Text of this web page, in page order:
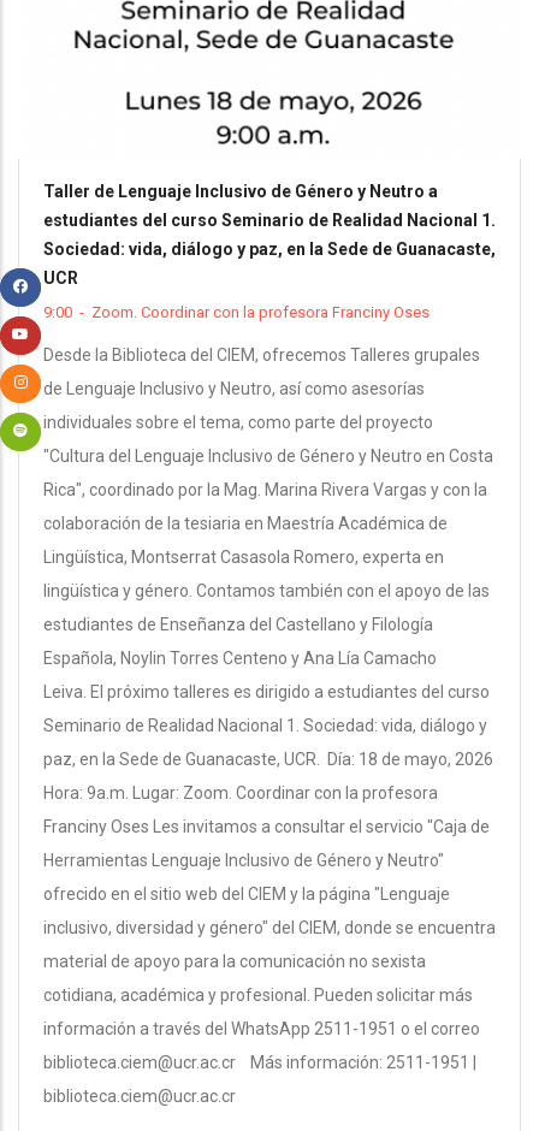
Taller de Lenguaje Inclusivo de Género y Neutro a
estudiantes del curso Seminario de Realidad Nacional 1.
Sociedad: vida, diálogo y paz, en la Sede de Guanacaste,
UCR
9:00 - Zoom. Coordinar con la profesora Franciny Oses
Desde la Biblioteca del CIEM, ofrecemos Talleres grupales
de Lenguaje Inclusivo y Neutro, así como asesorías
individuales sobre el tema, como parte del proyecto
"Cultura del Lenguaje Inclusivo de Género y Neutro en Costa
Rica", coordinado por la Mag. Marina Rivera Vargas y con la
colaboración de la tesiaria en Maestría Académica de
Lingüística, Montserrat Casasola Romero, experta en
lingüística y género. Contamos también con el apoyo de las
estudiantes de Enseñanza del Castellano y Filología
Española, Noylin Torres Centeno y Ana Lía Camacho
Leiva. El próximo talleres es dirigido a estudiantes del curso
Seminario de Realidad Nacional 1. Sociedad: vida, diálogo y
paz, en la Sede de Guanacaste, UCR. Día: 18 de mayo, 2026
Hora: 9a.m. Lugar: Zoom. Coordinar con la profesora
Franciny Oses Les invitamos a consultar el servicio "Caja de
Herramientas Lenguaje Inclusivo de Género y Neutro"
ofrecido en el sitio web del CIEM y la página "Lenguaje
inclusivo, diversidad y género" del CIEM, donde se encuentra
material de apoyo para la comunicación no sexista
cotidiana, académica y profesional. Pueden solicitar más
información a través del WhatsApp 2511-1951 o el correo
biblioteca.ciem@ucr.ac.cr Más información: 2511-1951 |
biblioteca.ciem@ucr.ac.cr